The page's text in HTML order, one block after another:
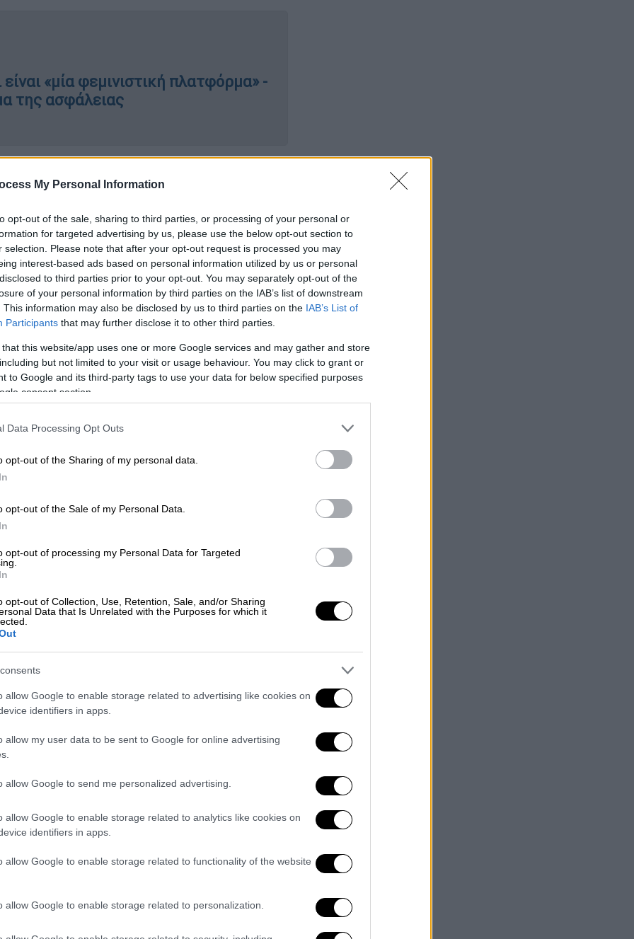
My Personal Information
opt-out of the sale, sharing to third parties, or processing of your personal or
for targeted advertising by us, please use the below opt-out section to
selection. Please note that after your opt-out request is processed you may
interest-based ads based on personal information utilized by us or personal
to third parties prior to your opt-out. You may separately opt-out of the
of your personal information by third parties on the IAB’s list of downstream
This information may also be disclosed by us to third parties on the IAB’s List of
Participants that may further disclose it to other third parties.
that this website/app uses one or more Google services and may gather and store
but not limited to your visit or usage behaviour. You may click to grant or
to Google and its third-party tags to use your data for below specified purposes
consent section.
Data Processing Opt Outs
opt-out of the Sharing of my personal data.
opt-out of the Sale of my Personal Data.
opt-out of processing my Personal Data for Targeted
opt-out of Collection, Use, Retention, Sale, and/or Sharing
Data that Is Unrelated with the Purposes for which it
allow Google to enable storage related to advertising like cookies on
identifiers in apps.
allow my user data to be sent to Google for online advertising
allow Google to send me personalized advertising.
allow Google to enable storage related to analytics like cookies on
identifiers in apps.
allow Google to enable storage related to functionality of the website
allow Google to enable storage related to personalization.
«μία φεμινιστική πλατφόρμα» -
της ασφάλειας
πληρώνονται για να κάνουν
στα Ηνωμένα Αραβικά Εμιράτα. Οι
με
Ντουμπάι και η άγνωστη συγγένεια
που ονομάζονται
Ηνωμένα Αραβικά Εμιράτα και
. Γίνονται υπό άκρα μυστικότητα και
να ελεγχθούν από νομικά πλαίσια στα
μιας γυναίκας σε «ανθρώπινη
ελληνίδες influencers, όπως αναφέρουν οι
σε σημερινές του δηλώσεις στον